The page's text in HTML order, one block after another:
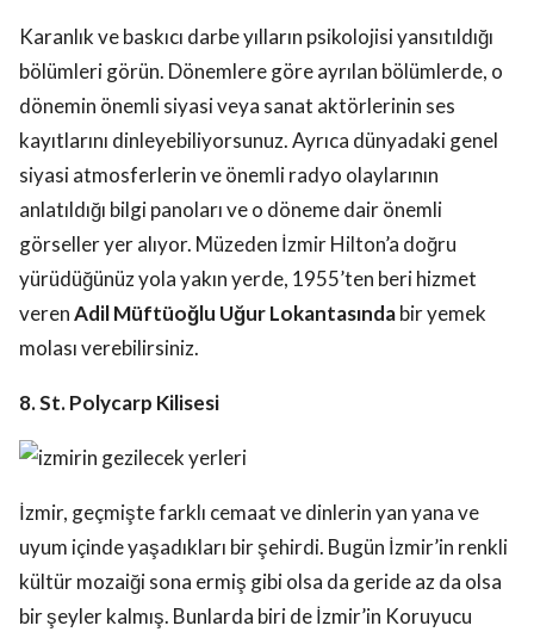
Karanlık ve baskıcı darbe yılların psikolojisi yansıtıldığı
bölümleri görün. Dönemlere göre ayrılan bölümlerde, o
dönemin önemli siyasi veya sanat aktörlerinin ses
kayıtlarını dinleyebiliyorsunuz. Ayrıca dünyadaki genel
siyasi atmosferlerin ve önemli radyo olaylarının
anlatıldığı bilgi panoları ve o döneme dair önemli
görseller yer alıyor. Müzeden İzmir Hilton’a doğru
yürüdüğünüz yola yakın yerde, 1955’ten beri hizmet
verenAdil Müftüoğlu Uğur Lokantasındabir yemek
molası verebilirsiniz.
8. St. Polycarp Kilisesi
İzmir, geçmişte farklı cemaat ve dinlerin yan yana ve
uyum içinde yaşadıkları bir şehirdi. Bugün İzmir’in renkli
kültür mozaiği sona ermiş gibi olsa da geride az da olsa
bir şeyler kalmış. Bunlarda biri de İzmir’in Koruyucu